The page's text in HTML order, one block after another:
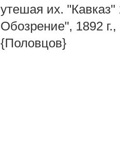
утешая их.
Обозрение", 1892
{Половцов}